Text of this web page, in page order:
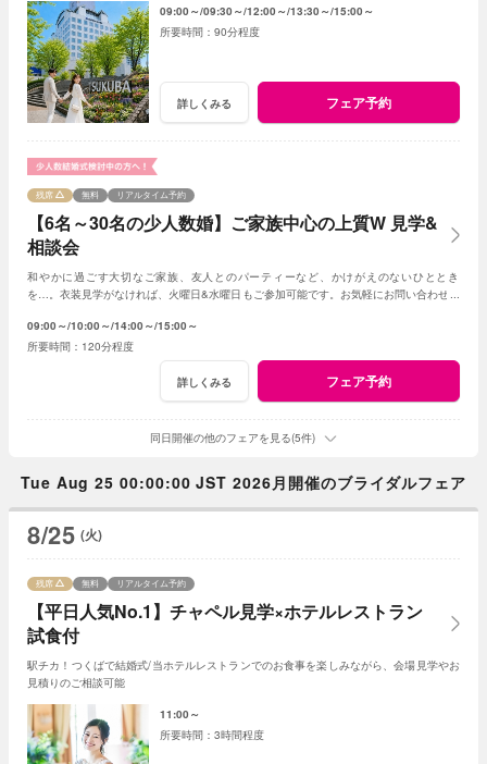
09:00～ 09:30～ 12:00～ 13:30～ 15:00～
90分程度
詳しくみる フェア予約
【6名～30名の少人数婚】ご家族中心の上質W 見学&
相談会
残席 無料 リアルタイム予約
和やかに過ごす大切なご家族、友人とのパーティーなど、かけがえのないひととき
を…。衣装見学がなければ、火曜日&水曜日もご参加可能です。お気軽にお問い合わせく
09:00～ 10:00～ 14:00～ 15:00～
120分程度
詳しくみる フェア予約
同日開催の他のフェアを見る(5件)
Tue Aug 25 00:00:00 JST 2026月開催のブライダルフェア
8/25 (火)
【平日人気No.1】チャペル見学×ホテルレストラン
試食付
残席 無料 リアルタイム予約
駅チカ！つくばで結婚式/当ホテルレストランでのお食事を楽しみながら、会場見学やお
見積りのご相談可能
11:00～
3時間程度